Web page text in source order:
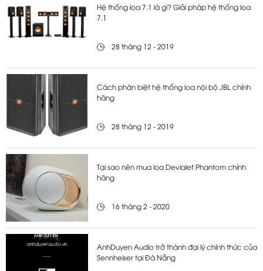
Hệ thống loa 7.1 là gì? Giải pháp hệ thống loa
7.1
28 tháng 12 - 2019
Cách phân biệt hệ thống loa nội bộ JBL chính
hãng
28 tháng 12 - 2019
Tại sao nên mua loa Devialet Phantom chính
hãng
16 tháng 2 - 2020
AnhDuyen Audio trở thành đại lý chính thức của
Sennheiser tại Đà Nẵng